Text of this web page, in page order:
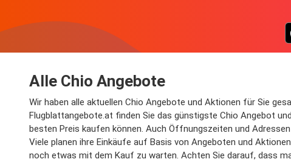
Alle Chio Angebote
Wir haben alle aktuellen Chio Angebote und Aktionen für Sie
Flugblattangebote.at finden Sie das günstigste Chio Angebot
besten Preis kaufen können. Auch Öffnungszeiten und
Viele planen ihre Einkäufe auf Basis von Angeboten und
noch etwas mit dem Kauf zu warten. Achten Sie darauf, dass